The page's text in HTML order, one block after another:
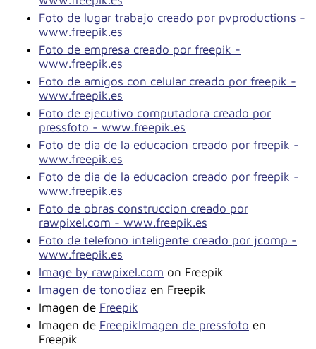
Foto de lugar trabajo creado por pvproductions -
www.freepik.es
Foto de empresa creado por freepik -
www.freepik.es
Foto de amigos con celular creado por freepik -
www.freepik.es
Foto de ejecutivo computadora creado por
pressfoto - www.freepik.es
Foto de dia de la educacion creado por freepik -
www.freepik.es
Foto de dia de la educacion creado por freepik -
www.freepik.es
Foto de obras construccion creado por
rawpixel.com - www.freepik.es
Foto de telefono inteligente creado por jcomp -
www.freepik.es
Image by rawpixel.com on Freepik
Imagen de tonodiaz en Freepik
Imagen de Freepik
Imagen de FreepikImagen de pressfoto en
Freepik